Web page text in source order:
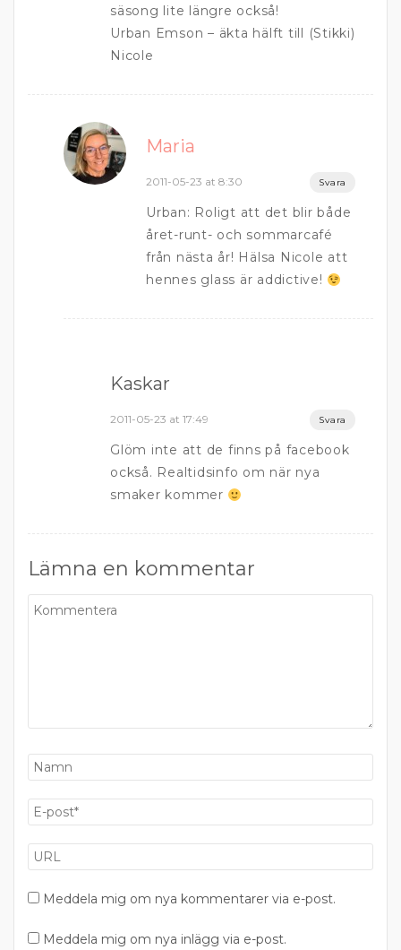
säsong lite längre också!
Urban Emson – äkta hälft till (Stikki)
Nicole
Maria
2011-05-23 at 8:30 Svara
Urban: Roligt att det blir både
året-runt- och sommarcafé
från nästa år! Hälsa Nicole att
hennes glass är addictive!
Kaskar
2011-05-23 at 17:49 Svara
Glöm inte att de finns på facebook
också. Realtidsinfo om när nya
smaker kommer
Lämna en kommentar
Meddela mig om nya kommentarer via e-post.
Meddela mig om nya inlägg via e-post.